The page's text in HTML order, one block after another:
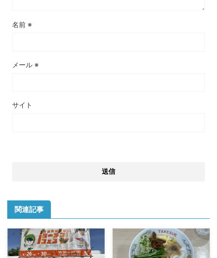
名前 ※
メール ※
サイト
関連記事